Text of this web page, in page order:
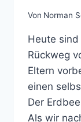
Von Norman
Heute
Rückweg
Eltern
einen
Der
Als wir